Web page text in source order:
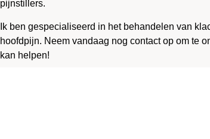
pijnstillers.
Ik ben gespecialiseerd in het behandelen van
hoofdpijn. Neem vandaag nog contact op om te
kan helpen!